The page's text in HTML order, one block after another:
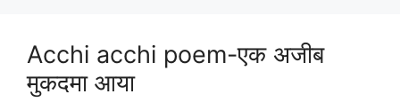
Acchi acchi poem-एक अजीब
मुकदमा आया